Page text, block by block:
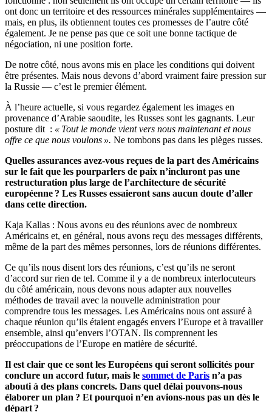
ont donc un territoire et des ressources minérales supplémentaires —
mais, en plus, ils obtiennent toutes ces promesses de l’autre côté
également. Je ne pense pas que ce soit une bonne tactique de
négociation, ni une position forte.
De notre côté, nous avons mis en place les conditions qui doivent
être présentes. Mais nous devons d’abord vraiment faire pression sur
la Russie — c’est le premier élément.
À l’heure actuelle, si vous regardez également les images en
provenance d’Arabie saoudite, les Russes sont les gagnants. Leur
posture dit : « Tout le monde vient vers nous maintenant et nous
offre ce que nous voulons ». Ne tombons pas dans les pièges russes.
Quelles assurances avez-vous reçues de la part des Américains
sur le fait que les pourparlers de paix n’incluront pas une
restructuration plus large de l’architecture de sécurité
européenne ? Les Russes essaieront sans aucun doute d’aller
dans cette direction.
Kaja Kallas : Nous avons eu des réunions avec de nombreux
Américains et, en général, nous avons reçu des messages différents,
même de la part des mêmes personnes, lors de réunions différentes.
Ce qu’ils nous disent lors des réunions, c’est qu’ils ne seront
d’accord sur rien de tel. Comme il y a de nombreux interlocuteurs
du côté américain, nous devons nous adapter aux nouvelles
méthodes de travail avec la nouvelle administration pour
comprendre tous les messages. Les Américains nous ont assuré à
chaque réunion qu’ils étaient engagés envers l’Europe et à travailler
ensemble, ainsi qu’envers l’OTAN. Ils comprennent les
préoccupations de l’Europe en matière de sécurité.
Il est clair que ce sont les Européens qui seront sollicités pour
conclure un accord futur, mais le sommet de Paris n’a pas
abouti à des plans concrets. Dans quel délai pouvons-nous
élaborer un plan ? Et pourquoi n’en avions-nous pas un dès le
départ ?